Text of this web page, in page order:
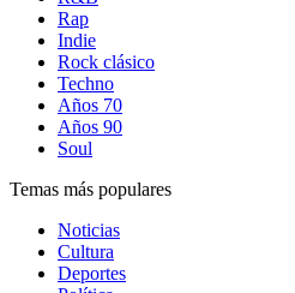
Rap
Indie
Rock clásico
Techno
Años 70
Años 90
Soul
Temas más populares
Noticias
Cultura
Deportes